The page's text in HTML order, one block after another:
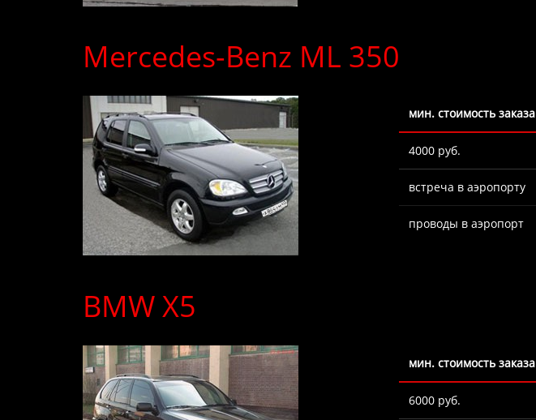
Mercedes-Benz ML 350
мин. стоимость заказа
4000 руб.
встреча в аэропорту
проводы в аэропорт
BMW X5
мин. стоимость заказа
6000 руб.